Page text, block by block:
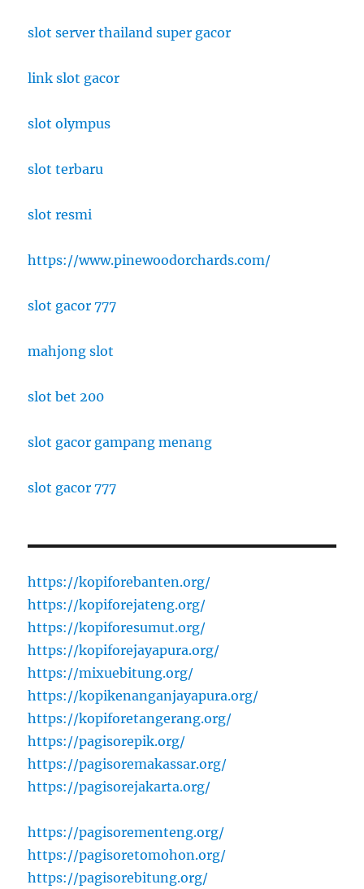
slot server thailand super gacor
link slot gacor
slot olympus
slot terbaru
slot resmi
https://www.pinewoodorchards.com/
slot gacor 777
mahjong slot
slot bet 200
slot gacor gampang menang
slot gacor 777
https://kopiforebanten.org/
https://kopiforejateng.org/
https://kopiforesumut.org/
https://kopiforejayapura.org/
https://mixuebitung.org/
https://kopikenanganjayapura.org/
https://kopiforetangerang.org/
https://pagisorepik.org/
https://pagisoremakassar.org/
https://pagisorejakarta.org/
https://pagisorementeng.org/
https://pagisoretomohon.org/
https://pagisorebitung.org/